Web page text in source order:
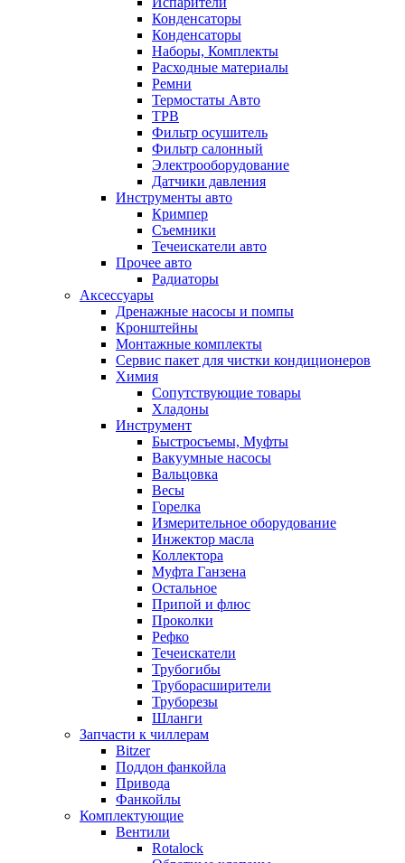
Конденсаторы
Конденсаторы
Наборы, Комплекты
Расходные материалы
Ремни
Термостаты Авто
ТРВ
Фильтр осушитель
Фильтр салонный
Электрооборудование
Датчики давления
Инструменты авто
Кримпер
Съемники
Течеискатели авто
Прочее авто
Радиаторы
Аксессуары
Дренажные насосы и помпы
Кронштейны
Монтажные комплекты
Сервис пакет для чистки кондиционеров
Химия
Сопутствующие товары
Хладоны
Инструмент
Быстросъемы, Муфты
Вакуумные насосы
Вальцовка
Весы
Горелка
Измерительное оборудование
Инжектор масла
Коллектора
Муфта Ганзена
Остальное
Припой и флюс
Проколки
Рефко
Течеискатели
Трубогибы
Труборасширители
Труборезы
Шланги
Запчасти к чиллерам
Bitzer
Поддон фанкойла
Привода
Фанкойлы
Комплектующие
Вентили
Rotalock